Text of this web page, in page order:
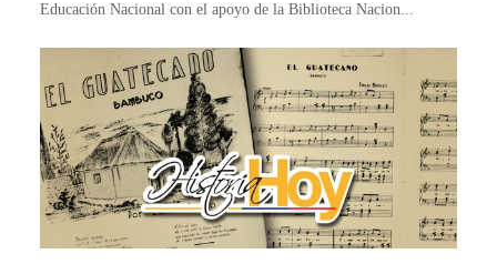
Educación Nacional con el apoyo de la Biblioteca Nacion...